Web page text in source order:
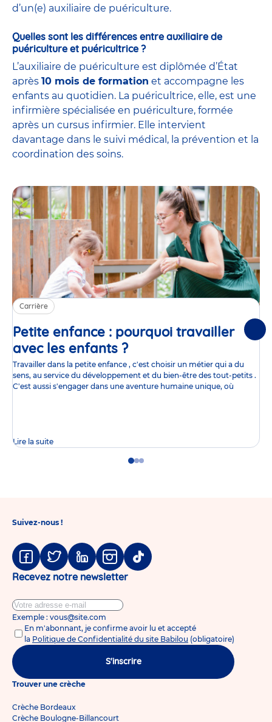
d’un(e) auxiliaire de puériculture.
Quelles sont les différences entre auxiliaire de
puériculture et puéricultrice ?
L’auxiliaire de puériculture est diplômée d’État
après 10 mois de formation et accompagne les
enfants au quotidien. La puéricultrice, elle, est une
infirmière spécialisée en puériculture, formée
après un cursus infirmier. Elle intervient
davantage dans le suivi médical, la prévention et la
coordination des soins.
Carrière
Petite enfance : pourquoi travailler
avec les enfants ?Article
Travailler dans la petite enfance , c'est choisir un métier qui a du
sens, au service du développement et du bien-être des tout-petits .
C'est aussi s'engager dans une aventure humaine unique, où
Lire la suite
GoGoGo
Suivez-nous !
Facebook
TwitterLinkedinInstagram
Tiktok
Recevez notre newsletter
Exemple : vous@site.com
En m'abonnant, je confirme avoir lu et accepté
la Politique de Confidentialité du site Babilou (obligatoire)
S'inscrire
Trouver une crèche
Crèche Bordeaux
Crèche Boulogne-Billancourt